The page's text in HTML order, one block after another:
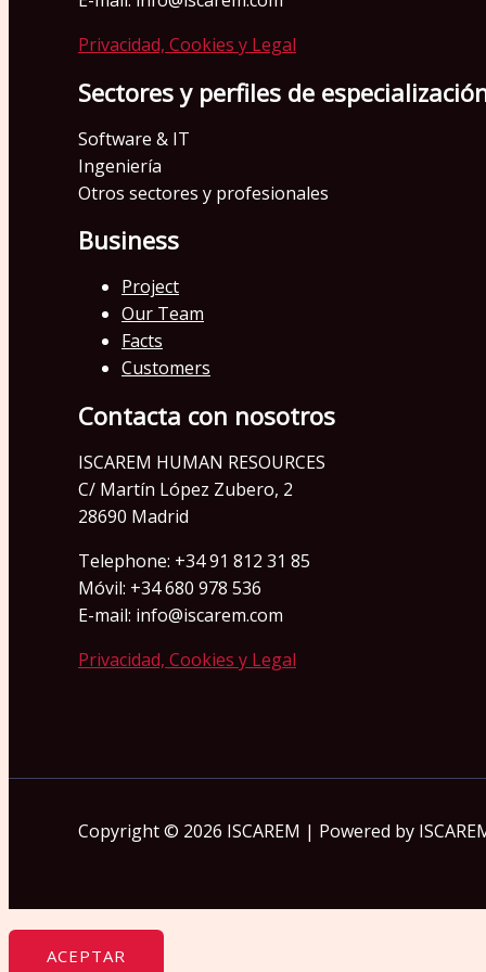
Privacidad, Cookies y Legal
Sectores y perfiles de
Software & IT
Ingeniería
Otros sectores y profesionales
Business
Project
Our Team
Facts
Customers
Contacta con nosotros
ISCAREM HUMAN RESOURCES
C/ Martín López Zubero, 2
28690 Madrid
Telephone: +34 91 812 31 85
Móvil: +34 680 978 536
E-mail: info@iscarem.com
Privacidad, Cookies y Legal
Copyright © 2026 ISCAREM | Powered by
ACEPTAR